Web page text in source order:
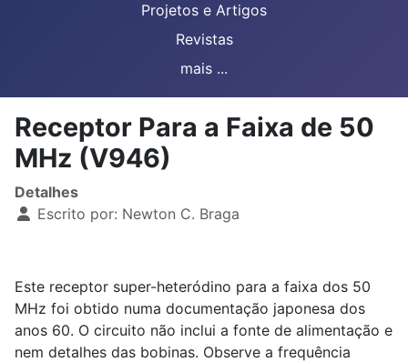
Projetos e Artigos
Revistas
mais ...
Receptor Para a Faixa de 50
MHz (V946)
Detalhes
Escrito por: Newton C. Braga
Este receptor super-heteródino para a faixa dos 50
MHz foi obtido numa documentação japonesa dos
anos 60. O circuito não inclui a fonte de alimentação e
nem detalhes das bobinas. Observe a frequência